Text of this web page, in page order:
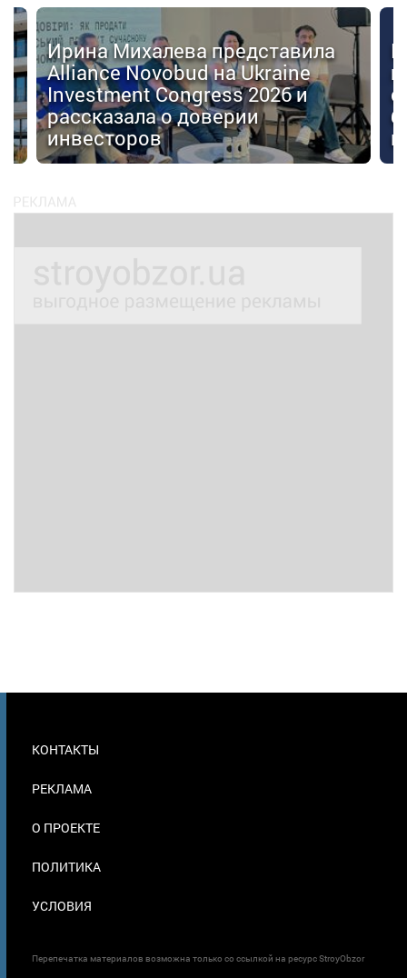
Ирина Михалева представила
Alliance Novobud на Ukraine
Investment Congress 2026 и
рассказала о доверии
инвесторов
В
КОНТАКТЫ
РЕКЛАМА
О ПРОЕКТЕ
ПОЛИТИКА
УСЛОВИЯ
Перепечатка материалов возможна только со ссылкой на ресурс StroyObzor